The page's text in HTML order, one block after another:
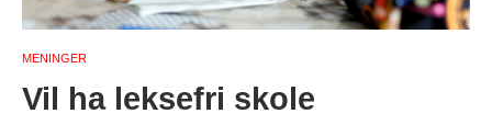
MENINGER
Vil ha leksefri skole